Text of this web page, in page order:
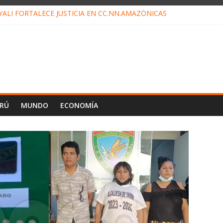
FORTALECE JUSTICIA EN CC.NN.AMAZÓNICAS
MUNDO ECONOMÍA